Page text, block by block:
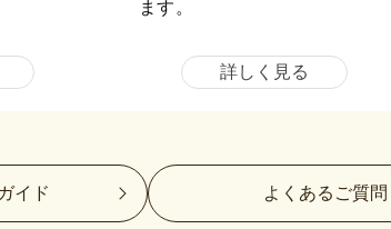
ます。
詳しく見る
イド よくあるご質問